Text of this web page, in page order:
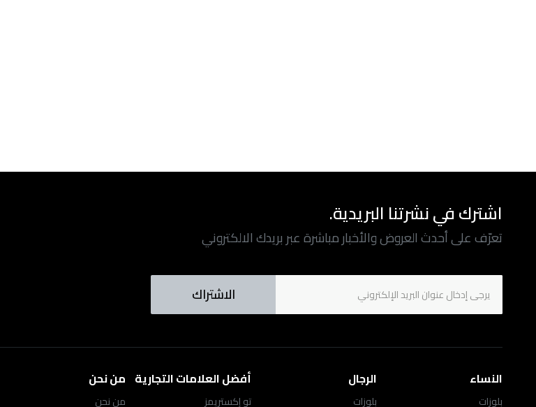
اشترك في نشرتنا البريدية.
تعرّف على أحدث العروض والأخبار مباشرة عبر بريدك الالكتروني
الاشتراك
النساء
بلوزات
الرجال
بلوزات
أفضل العلامات التجارية
تو إكستريمز
من نحن
من نحن